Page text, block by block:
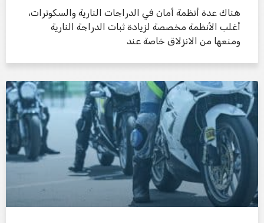
هناك عدة أنظمة أمان في الدراجات النارية والسكوترات،
أغلب الأنظمة مخصصة لزيادة ثبات الدراجة النارية
ومنعها من الانزلاق خاصة عند